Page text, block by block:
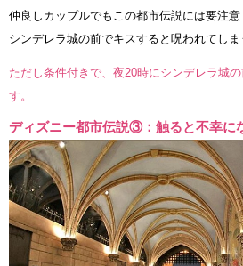
仲良しカップルでもこの都市伝説には要注意
シンデレラ城の前でキスすると呪われてしま
ただし条件付きで、夜20時にシンデレラ城
す。
ディズニー都市伝説③：触ると不幸に